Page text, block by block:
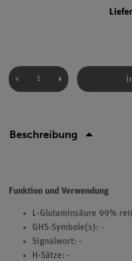
Beschreibung
Funktion und Verwendung
L-Glutaminsäure 99%
GHS-Symbole(s): -
Signalwort: -
H-Sätze: -